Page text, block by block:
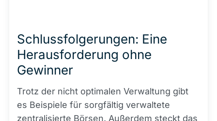
Schlussfolgerungen: Eine
Herausforderung ohne
Gewinner
Trotz der nicht optimalen Verwaltung gibt
es Beispiele für sorgfältig verwaltete
zentralisierte Börsen. Außerdem steckt das